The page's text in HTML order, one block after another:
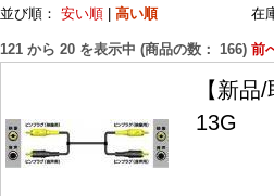
並び順： 安い順 高い順在庫状
121 から 20 を表示中 (商品の数： 166) 前
【新
13G